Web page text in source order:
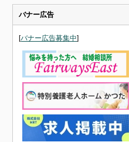
バナー広告
[バナー広告募集中]